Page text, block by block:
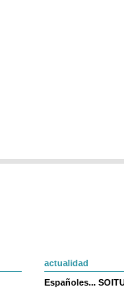
actualidad
Españoles...